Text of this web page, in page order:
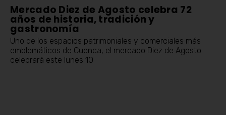
Mercado Diez de Agosto celebra 72
años de historia, tradición y
gastronomía
Uno de los espacios patrimoniales y comerciales más
emblemáticos de Cuenca, el mercado Diez de Agosto
celebrará este lunes 10